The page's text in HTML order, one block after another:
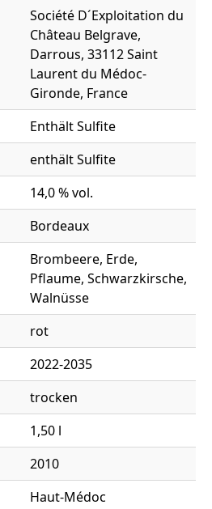
Société D´Exploitation du
Château Belgrave,
Darrous, 33112 Saint
Laurent du Médoc-
Gironde, France
Enthält Sulfite
enthält Sulfite
14,0 % vol.
Bordeaux
Brombeere, Erde,
Pflaume, Schwarzkirsche,
Walnüsse
rot
2022-2035
trocken
1,50 l
2010
Haut-Médoc